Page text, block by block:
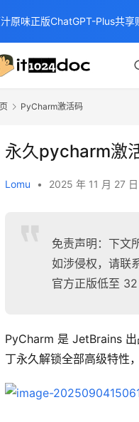
PyCharm激活码
永久pycharm激
Lomu • 2025 年 11 月 27
免责声明：下文
如涉侵权，请联
官方正版低至
PyCharm 是 JetBrains
丁永久解锁全部高级特性
原味正版ChatGPT-Plus共